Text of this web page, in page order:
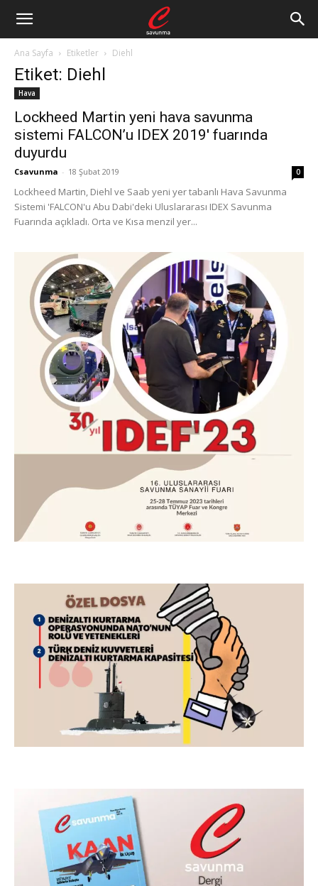
Ana Sayfa Etiketler Diehl
Etiket: Diehl
Hava
Lockheed Martin yeni hava savunma
sistemi FALCON’u IDEX 2019′ fuarında
duyurdu
Csavunma - 18 Şubat 2019 0
Lockheed Martin, Diehl ve Saab yeni yer tabanlı Hava Savunma
Sistemi 'FALCON'u Abu Dabi'deki Uluslararası IDEX Savunma
Fuarında açıkladı. Orta ve Kısa menzil yer...